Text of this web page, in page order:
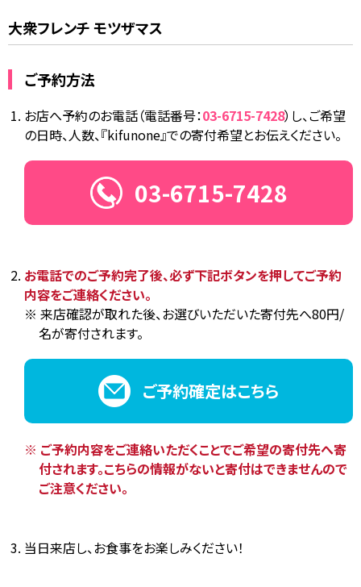
大衆フレンチ モツザマス
ご予約方法
お店へ予約のお電話（電話番号：03-6715-7428）し、ご希望
の日時、人数、『kifunone』での寄付希望とお伝えください。
03-6715-7428
お電話でのご予約完了後、必ず下記ボタンを押してご予約
内容をご連絡ください。
来店確認が取れた後、お選びいただいた寄付先へ80円/
名が寄付されます。
ご予約確定はこちら
ご予約内容をご連絡いただくことでご希望の寄付先へ寄
付されます。こちらの情報がないと寄付はできませんので
ご注意ください。
当日来店し、お食事をお楽しみください！